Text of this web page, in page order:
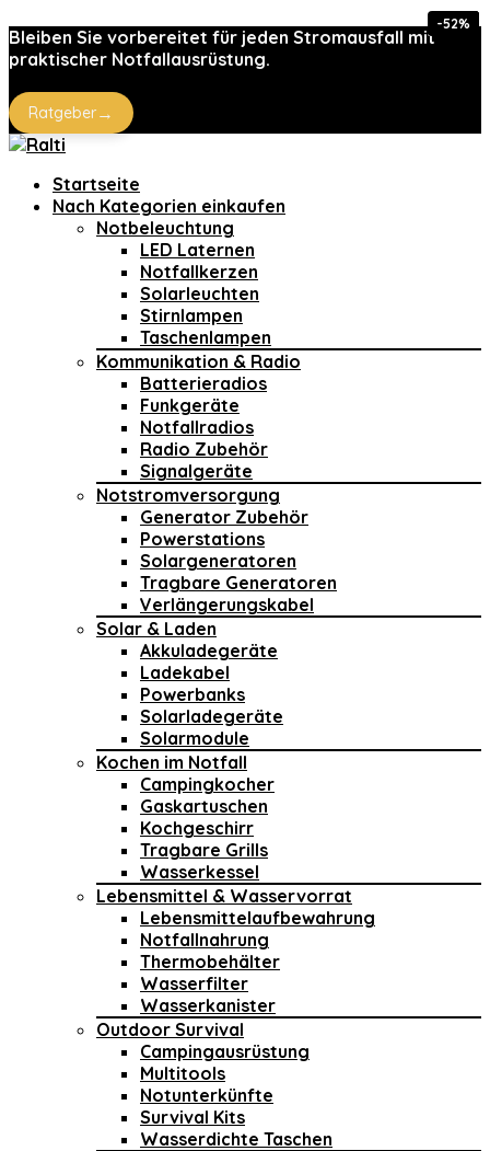
Bleiben Sie vorbereitet für jeden Stromausfall mit
praktischer Notfallausrüstung.
Ratgeber→
Startseite
Nach Kategorien einkaufen
Notbeleuchtung
LED Laternen
Notfallkerzen
Solarleuchten
Stirnlampen
Taschenlampen
Kommunikation & Radio
Batterieradios
Funkgeräte
Notfallradios
Radio Zubehör
Signalgeräte
Notstromversorgung
Generator Zubehör
Powerstations
Solargeneratoren
Tragbare Generatoren
Verlängerungskabel
Solar & Laden
Akkuladegeräte
Ladekabel
Powerbanks
Solarladegeräte
Solarmodule
Kochen im Notfall
Campingkocher
Gaskartuschen
Kochgeschirr
Tragbare Grills
Wasserkessel
Lebensmittel & Wasservorrat
Lebensmittelaufbewahrung
Notfallnahrung
Thermobehälter
Wasserfilter
Wasserkanister
Outdoor Survival
Campingausrüstung
Multitools
Notunterkünfte
Survival Kits
Wasserdichte Taschen
-15%
-15%
-5%
-12%
-18%
-52%